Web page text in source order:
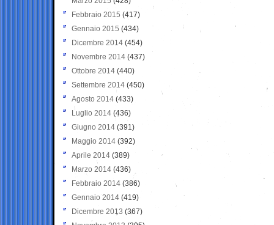
Febbraio 2015 (417)
Gennaio 2015 (434)
Dicembre 2014 (454)
Novembre 2014 (437)
Ottobre 2014 (440)
Settembre 2014 (450)
Agosto 2014 (433)
Luglio 2014 (436)
Giugno 2014 (391)
Maggio 2014 (392)
Aprile 2014 (389)
Marzo 2014 (436)
Febbraio 2014 (386)
Gennaio 2014 (419)
Dicembre 2013 (367)